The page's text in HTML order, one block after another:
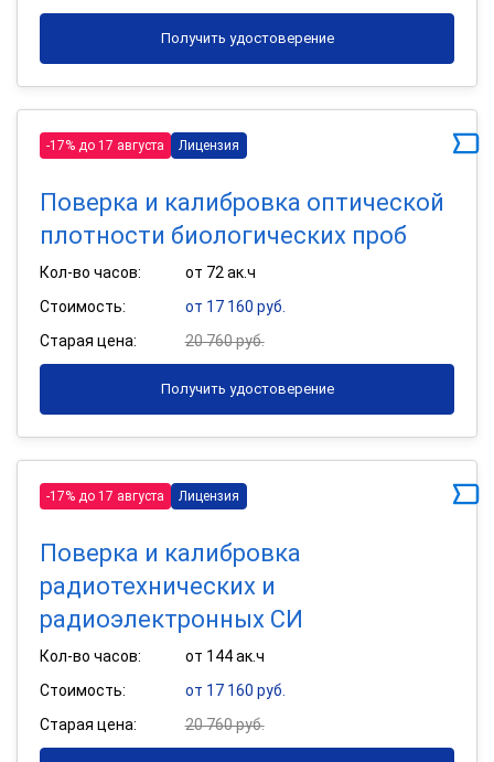
Получить удостоверение
-17% до 17 августа Лицензия
Поверка и калибровка оптической
плотности биологических проб
Кол-во часов:
от 72 ак.ч
Стоимость:
от 17 160 руб.
Старая цена:
20 760 руб.
Получить удостоверение
-17% до 17 августа Лицензия
Поверка и калибровка
радиотехнических и
радиоэлектронных СИ
Кол-во часов:
от 144 ак.ч
Стоимость:
от 17 160 руб.
Старая цена:
20 760 руб.